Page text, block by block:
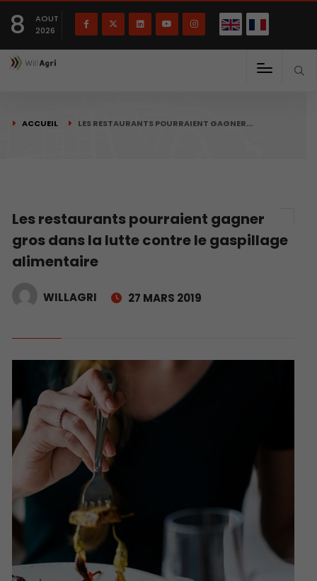
8
AOUT
2026
ACCUEIL LES RESTAURANTS POURRAIENT GAGNER…
Les restaurants pourraient gagner
gros dans la lutte contre le gaspillage
alimentaire
WILLAGRI 27 MARS 2019
Français English(English)